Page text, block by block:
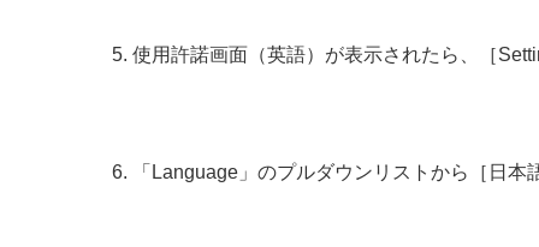
使用許諾画面（英語）が表示されたら、［
「Language」のプルダウンリストから［日本